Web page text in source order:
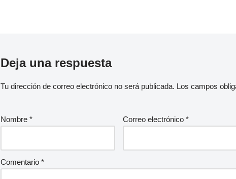
Deja una respuesta
Tu dirección de correo electrónico no será publicada. Los campos
Nombre * Correo electrónico *
Comentario *